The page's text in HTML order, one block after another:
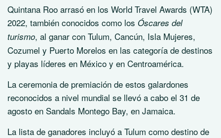
Quintana Roo arrasó en los World Travel Awards (WTA)
2022, también conocidos como los Óscares del
turismo, al ganar con Tulum, Cancún, Isla Mujeres,
Cozumel y Puerto Morelos en las categoría de destinos
y playas líderes en México y en Centroamérica.
La ceremonia de premiación de estos galardones
reconocidos a nivel mundial se llevó a cabo el 31 de
agosto en Sandals Montego Bay, en Jamaica.
La lista de ganadores incluyó a Tulum como destino de